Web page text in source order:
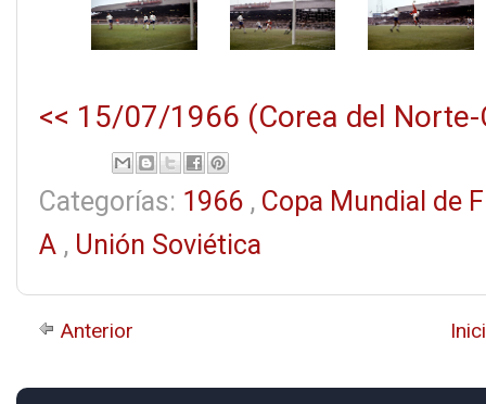
<< 15/07/1966 (Corea del Norte-
Categorías: 1966 , Copa Mundial de
A , Unión Soviética
Anterior